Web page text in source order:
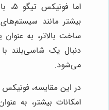
اما
بیشتر مانند
ساخت بالاتر، به عنوان
دنبال یک شاسی‌بلند
می‌شود.
امکانات بیشتر، به